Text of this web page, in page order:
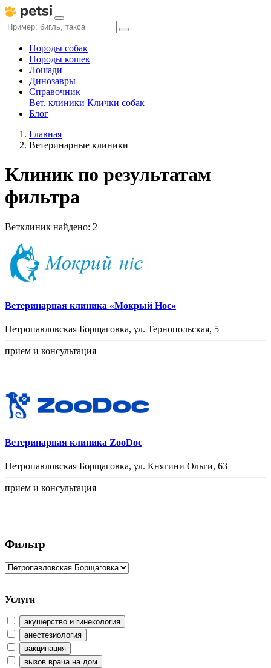
Породы собак
Породы кошек
Лошади
Динозавры
Справочник
Вет. клиники Клички собак
Блог
Главная
Ветеринарные клиники
Клиник по результатам
фильтра
Ветклиник найдено: 2
Ветеринарная клиника «Мокрый Нос»
Петропавловская Борщаговка, ул. Тернопольская, 5
прием и консультация
Ветеринарная клиника ZooDoc
Петропавловская Борщаговка, ул. Княгини Ольги, 63
прием и консультация
Фильтр
Услуги
акушерство и гинекология
анестезиология
вакцинация
вызов врача на дом